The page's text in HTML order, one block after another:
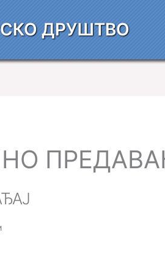
ДРУШТВО